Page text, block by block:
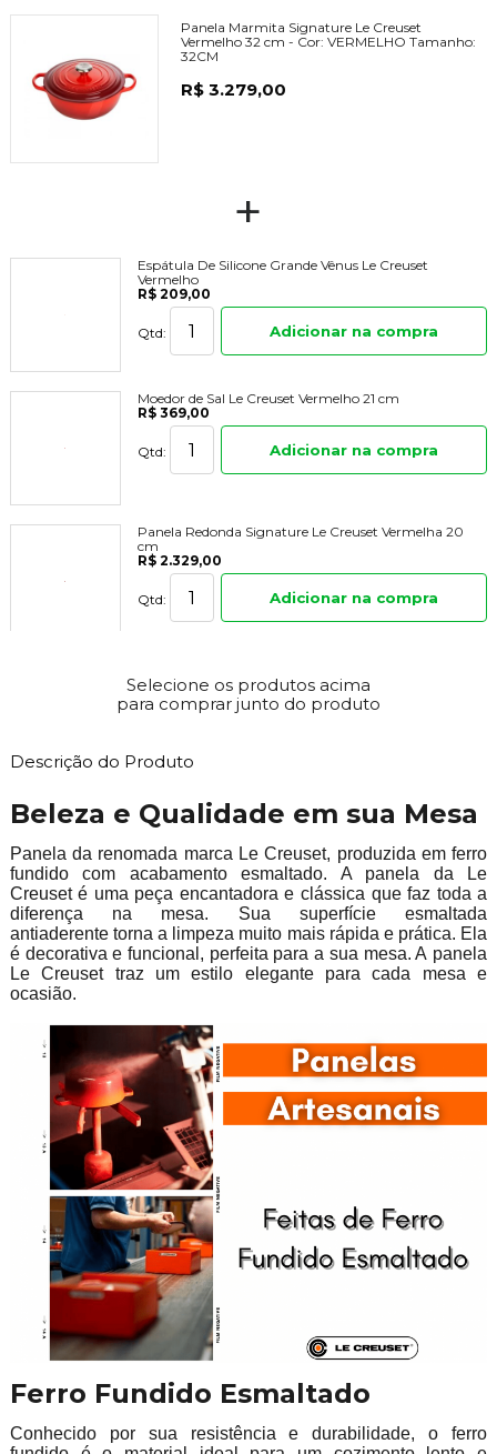
Panela Marmita Signature Le Creuset
Vermelho 32 cm - Cor: VERMELHO Tamanho:
32CM
R$ 3.279,00
+
Espátula De Silicone Grande Vênus Le Creuset
Vermelho
R$ 209,00
Qtd: Adicionar na compra
Moedor de Sal Le Creuset Vermelho 21 cm
R$ 369,00
Qtd: Adicionar na compra
Panela Redonda Signature Le Creuset Vermelha 20
cm
R$ 2.329,00
Qtd: Adicionar na compra
Selecione os produtos acima
para comprar junto do produto
Descrição do Produto
Beleza e Qualidade em sua Mesa
Panela da renomada marca Le Creuset, produzida em ferro
fundido com acabamento esmaltado. A panela da Le
Creuset é uma peça encantadora e clássica que faz toda a
diferença na mesa. Sua superfície esmaltada
antiaderente torna a limpeza muito mais rápida e prática. Ela
é decorativa e funcional, perfeita para a sua mesa. A panela
Le Creuset traz um estilo elegante para cada mesa e
ocasião.
Ferro Fundido Esmaltado
Conhecido por sua resistência e durabilidade, o ferro